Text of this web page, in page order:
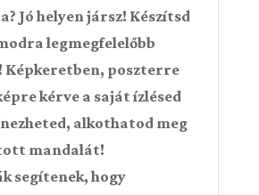
Jó helyen jársz! Készítsd
legmegfelelőbb
Képkeretben, poszterre
kérve a saját ízlésed
alkothatod meg
mandalát!
segítenek, hogy